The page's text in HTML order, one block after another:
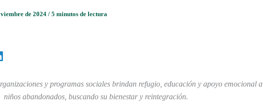
de 2024 / 5 minutos de lectura
y programas sociales brindan refugio, educación y apoyo emocional a
niños abandonados, buscando su bienestar y reintegración.